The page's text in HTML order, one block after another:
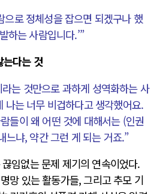
으로 정체성을 잡으면 되겠구나 했
하는 사람입니다.’”
는다는 것
는 것만으로 과하게 성역화하는 사
나는 너무 비겁하다고 생각했어요.
들이 왜 어떤 것에 대해서는 (인권
느냐, 약간 그런 게 되는 거죠.”
임없는 문제 제기의 연속이었다.
망 있는 활동가들, 그리고 추모 기